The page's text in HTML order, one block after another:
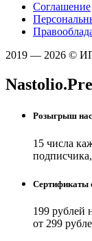
Соглашение
2019 — 2026 ©
Розыгрыш
15 числа
Сертификаты
199 рублей
от 299